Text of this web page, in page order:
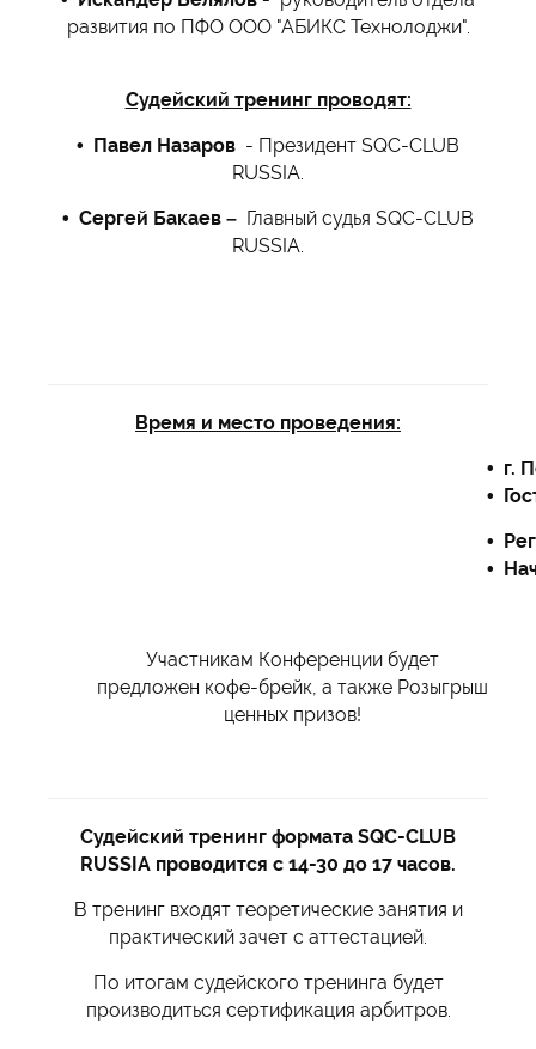
развития по ПФО ООО "АБИКС Технолоджи".
Судейский тренинг проводят:
• Павел Назаров - Президент SQC-CLUB
RUSSIA.
• Сергей Бакаев – Главный судья SQC-CLUB
RUSSIA.
Время и место проведения:
• г.
•
•
•
Участникам Конференции будет
предложен кофе-брейк, а также Розыгрыш
ценных призов!
Судейский тренинг формата SQC-CLUB
RUSSIA проводится с 14-30 до 17 часов.
В тренинг входят теоретические занятия и
практический зачет с аттестацией.
По итогам судейского тренинга будет
производиться сертификация арбитров.